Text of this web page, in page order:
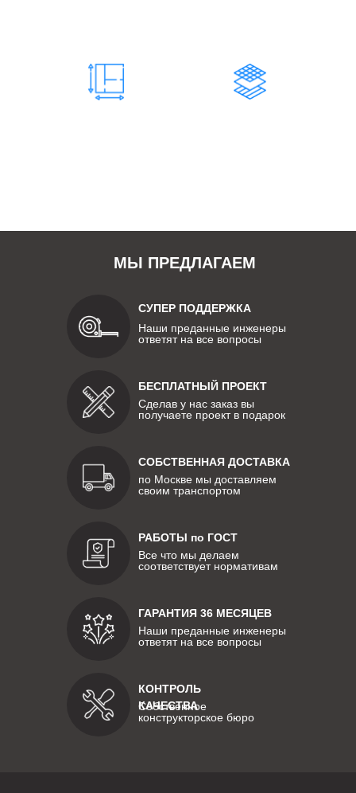
МЫ ПРЕДЛАГАЕМ
СУПЕР ПОДДЕРЖКА
Наши преданные инженеры
ответят на все вопросы
БЕСПЛАТНЫЙ ПРОЕКТ
Сделав у нас заказ вы
получаете проект в подарок
СОБСТВЕННАЯ ДОСТАВКА
по Москве мы доставляем
своим транспортом
РАБОТЫ по ГОСТ
Все что мы делаем
соответствует нормативам
КОНТРОЛЬ
КАЧЕСТВА
Собственное
конструкторское бюро
ГАРАНТИЯ 36 МЕСЯЦЕВ
Наши преданные инженеры
ответят на все вопросы